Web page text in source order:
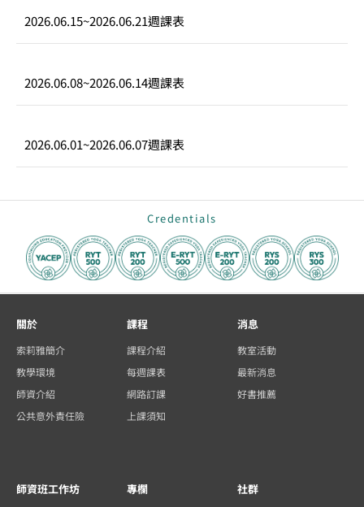
2026.06.15~2026.06.21週課表
2026.06.08~2026.06.14週課表
2026.06.01~2026.06.07週課表
Credentials
關於
索莉雅簡介
教學環境
師資介紹
公共意外責任險
課程
課程介紹
每週課表
網路訂課
上課須知
消息
教室活動
最新消息
好書推薦
師資班工作坊 專欄 社群